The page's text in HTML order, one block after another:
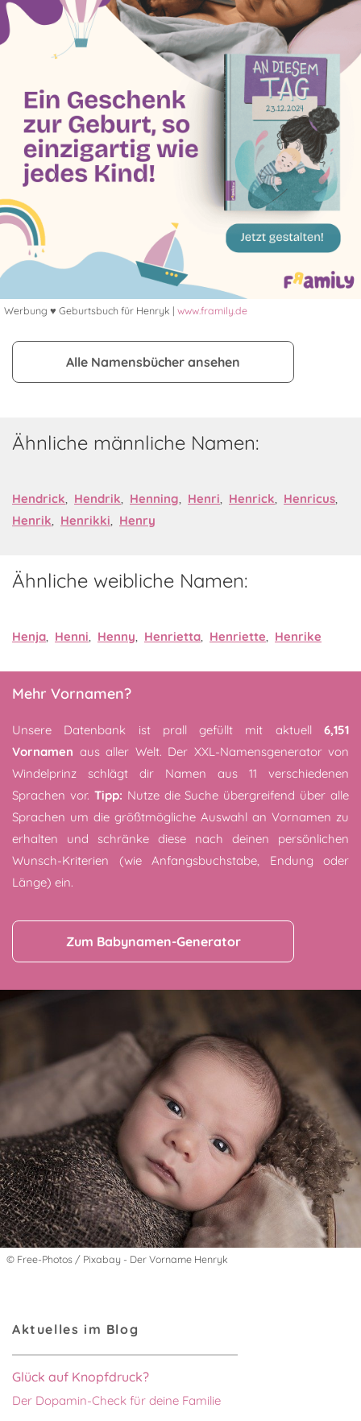
Werbung ♥ Geburtsbuch für Henryk | www.framily.de
Alle Namensbücher ansehen
Ähnliche männliche Namen:
Hendrick, Hendrik, Henning, Henri, Henrick, Henricus,
Henrik, Henrikki, Henry
Ähnliche weibliche Namen:
Henja, Henni, Henny, Henrietta, Henriette, Henrike
Mehr Vornamen?
Unsere Datenbank ist prall gefüllt mit aktuell 6,151
Vornamen aus aller Welt. Der XXL-Namensgenerator von
Windelprinz schlägt dir Namen aus 11 verschiedenen
Sprachen vor. Tipp: Nutze die Suche übergreifend über alle
Sprachen um die größtmögliche Auswahl an Vornamen zu
erhalten und schränke diese nach deinen persönlichen
Wunsch-Kriterien (wie Anfangsbuchstabe, Endung oder
Länge) ein.
Zum Babynamen-Generator
© Free-Photos / Pixabay - Der Vorname Henryk
Aktuelles im Blog
Glück auf Knopfdruck?
Der Dopamin-Check für deine Familie